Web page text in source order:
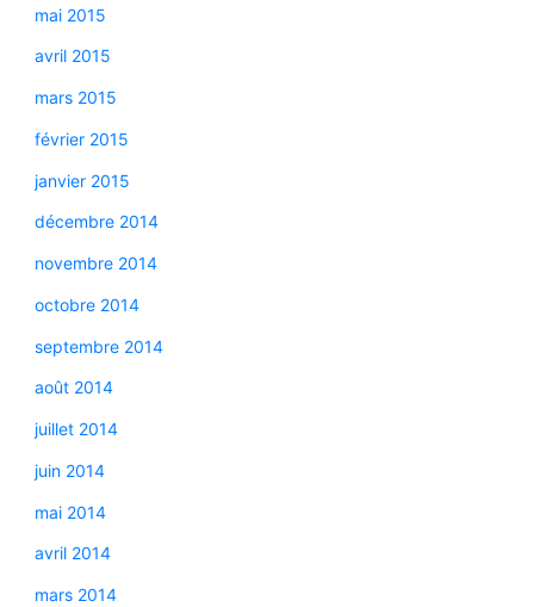
mai 2015
avril 2015
mars 2015
février 2015
janvier 2015
décembre 2014
novembre 2014
octobre 2014
septembre 2014
août 2014
juillet 2014
juin 2014
mai 2014
avril 2014
mars 2014